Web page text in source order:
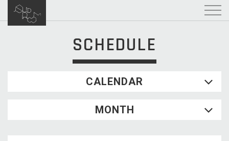
SCHEDULE
CALENDAR
WED
MONTH